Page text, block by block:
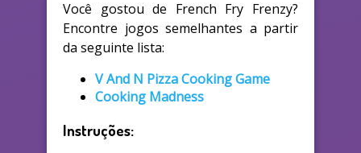
Você gostou de French Fry Frenzy?
Encontre jogos semelhantes a partir
da seguinte lista:
V And N Pizza Cooking Game
Cooking Madness
Instruções: